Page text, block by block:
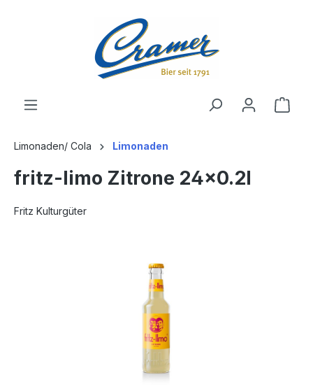
Limonaden/ Cola Limonaden
fritz-limo Zitrone 24x0.2l
Fritz Kulturgüter